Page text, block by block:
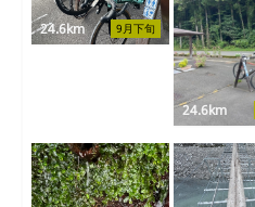
9月下旬
24.6km
24.6km